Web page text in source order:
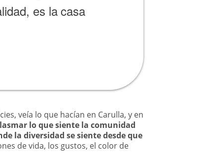
es la casa
veía lo que hacían en Carulla, y en
lo que siente la comunidad
la diversidad se siente desde que
de vida, los gustos, el color de